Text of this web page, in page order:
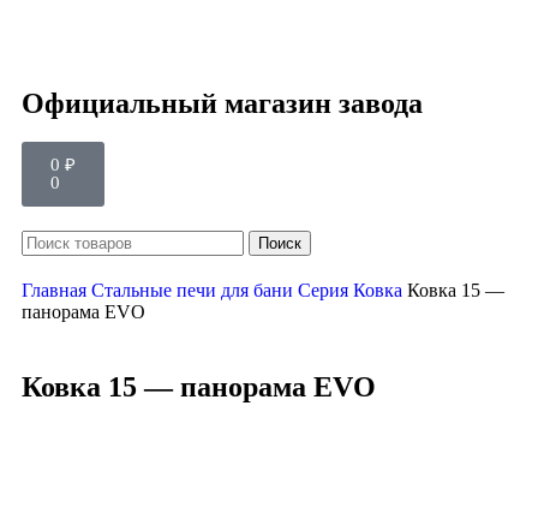
Официальный магазин завода
0 ₽
0
Поиск
Главная Стальные печи для бани Серия Ковка Ковка 15 —
панорама EVO
Ковка 15 — панорама EVO